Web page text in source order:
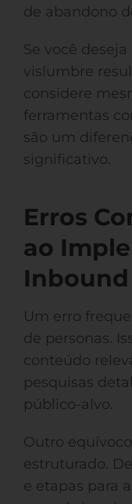
de abandono
Se você
vislumbre
considere
ferramentas
são um
significativo.
Erros
ao
Um erro
de personas.
conteúdo
pesquisas
público-alvo.
Outro
estruturado.
e etapas para